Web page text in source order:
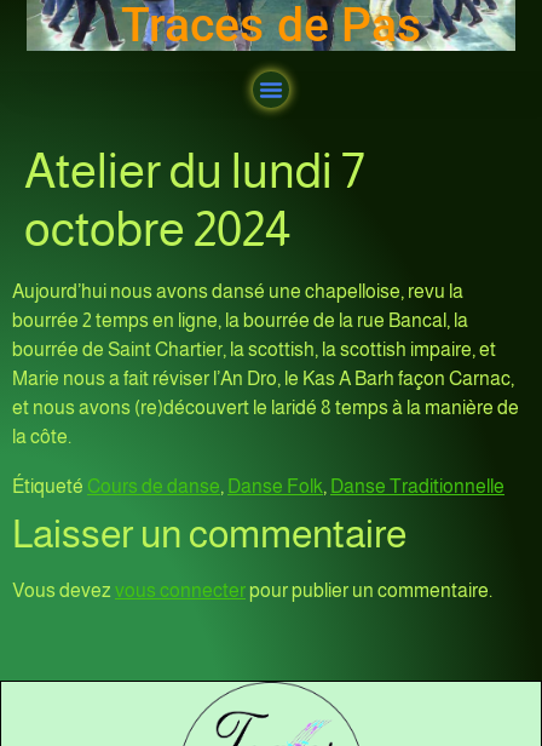
Traces de Pas
Atelier du lundi 7
octobre 2024
Aujourd’hui nous avons dansé une chapelloise, revu la
bourrée 2 temps en ligne, la bourrée de la rue Bancal, la
bourrée de Saint Chartier, la scottish, la scottish impaire, et
Marie nous a fait réviser l’An Dro, le Kas A Barh façon Carnac,
et nous avons (re)découvert le laridé 8 temps à la manière de
la côte.
Étiqueté Cours de danse, Danse Folk, Danse Traditionnelle
Laisser un commentaire
Vous devez vous connecter pour publier un commentaire.